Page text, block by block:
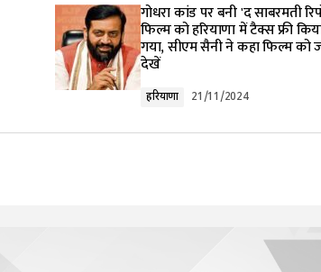
गोधरा कांड पर बनी 'द साबरमती
फिल्म को हरियाणा में टैक्स फ्री
गया, सीएम सैनी ने कहा फिल्म को
देखें
हरियाणा 21/11/2024